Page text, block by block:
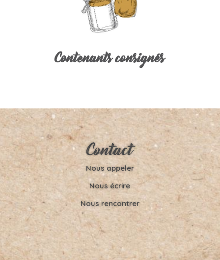
Contenants consignés
Contact
Nous appeler
Nous écrire
Nous rencontrer